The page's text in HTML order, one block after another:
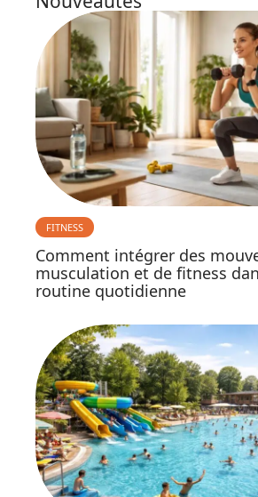
FITNESS
Comment intégrer des
musculation et de fitness
routine quotidienne